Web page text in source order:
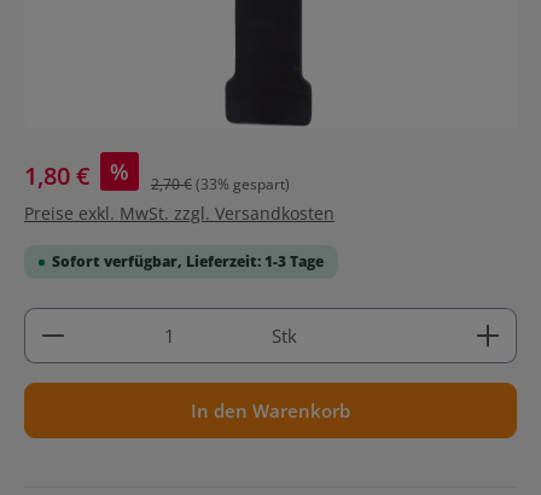
1,80 € % 2,70 €(33% gespart)
Preise exkl. MwSt. zzgl. Versandkosten
Sofort verfügbar, Lieferzeit: 1-3 Tage
Produkt Anzahl: Gib den gewünschten Wert ein
Stk
In den Warenkorb